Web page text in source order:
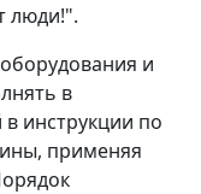
люди!".
и
в
инструкции по
применяя